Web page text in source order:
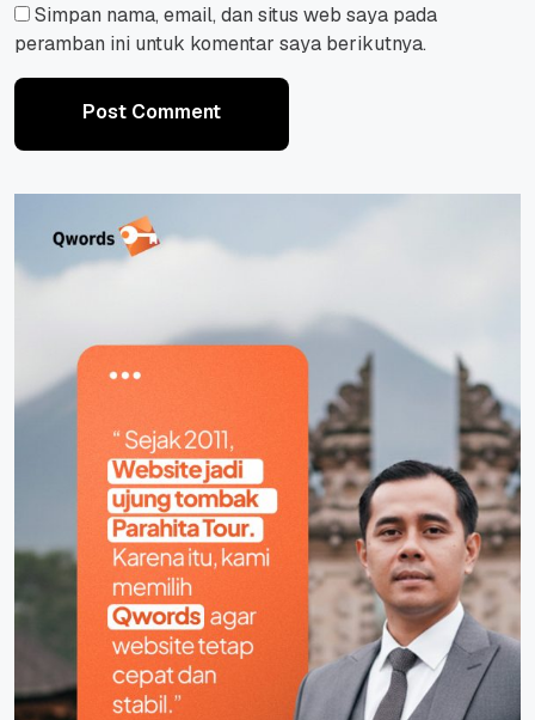
Simpan nama, email, dan situs web saya pada
peramban ini untuk komentar saya berikutnya.
Post Comment